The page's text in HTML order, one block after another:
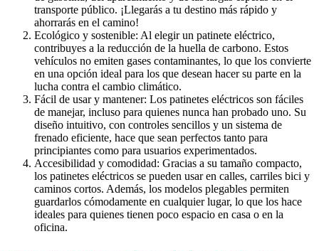
transporte público. ¡Llegarás a tu destino más rápido y
ahorrarás en el camino!
Ecológico y sostenible: Al elegir un patinete eléctrico,
contribuyes a la reducción de la huella de carbono. Estos
vehículos no emiten gases contaminantes, lo que los convierte
en una opción ideal para los que desean hacer su parte en la
lucha contra el cambio climático.
Fácil de usar y mantener: Los patinetes eléctricos son fáciles
de manejar, incluso para quienes nunca han probado uno. Su
diseño intuitivo, con controles sencillos y un sistema de
frenado eficiente, hace que sean perfectos tanto para
principiantes como para usuarios experimentados.
Accesibilidad y comodidad: Gracias a su tamaño compacto,
los patinetes eléctricos se pueden usar en calles, carriles bici y
caminos cortos. Además, los modelos plegables permiten
guardarlos cómodamente en cualquier lugar, lo que los hace
ideales para quienes tienen poco espacio en casa o en la
oficina.